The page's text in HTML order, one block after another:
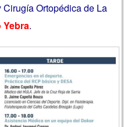
Ortopédica de La
.